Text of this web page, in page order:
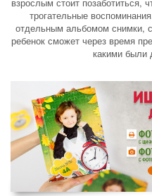
трогательные
отдельным альбомом снимки,
ребенок сможет через время
какими были